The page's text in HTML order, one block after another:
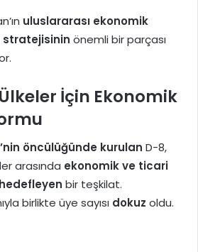
uluslararası ekonomik
stratejisinin önemli bir parçası
İçin Ekonomik
öncülüğünde kurulan D-8,
arasında ekonomik ve ticari
bir teşkilat.
birlikte üye sayısı dokuz oldu.